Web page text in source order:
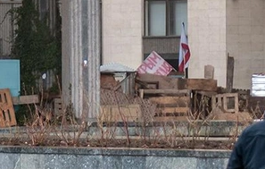
—говорит Константинов.